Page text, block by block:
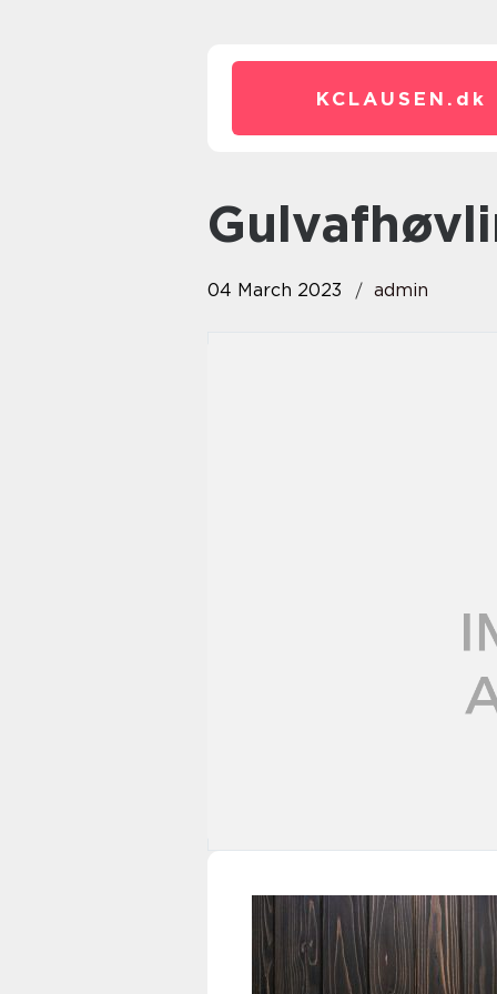
KCLAUSEN. dk
04 March 2023 admin